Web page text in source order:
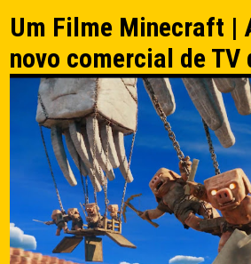
Um Filme Minecraft |
novo comercial de